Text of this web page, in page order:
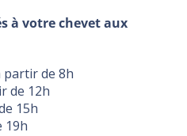
à votre chevet aux
partir de 8h
de 12h
15h
19h